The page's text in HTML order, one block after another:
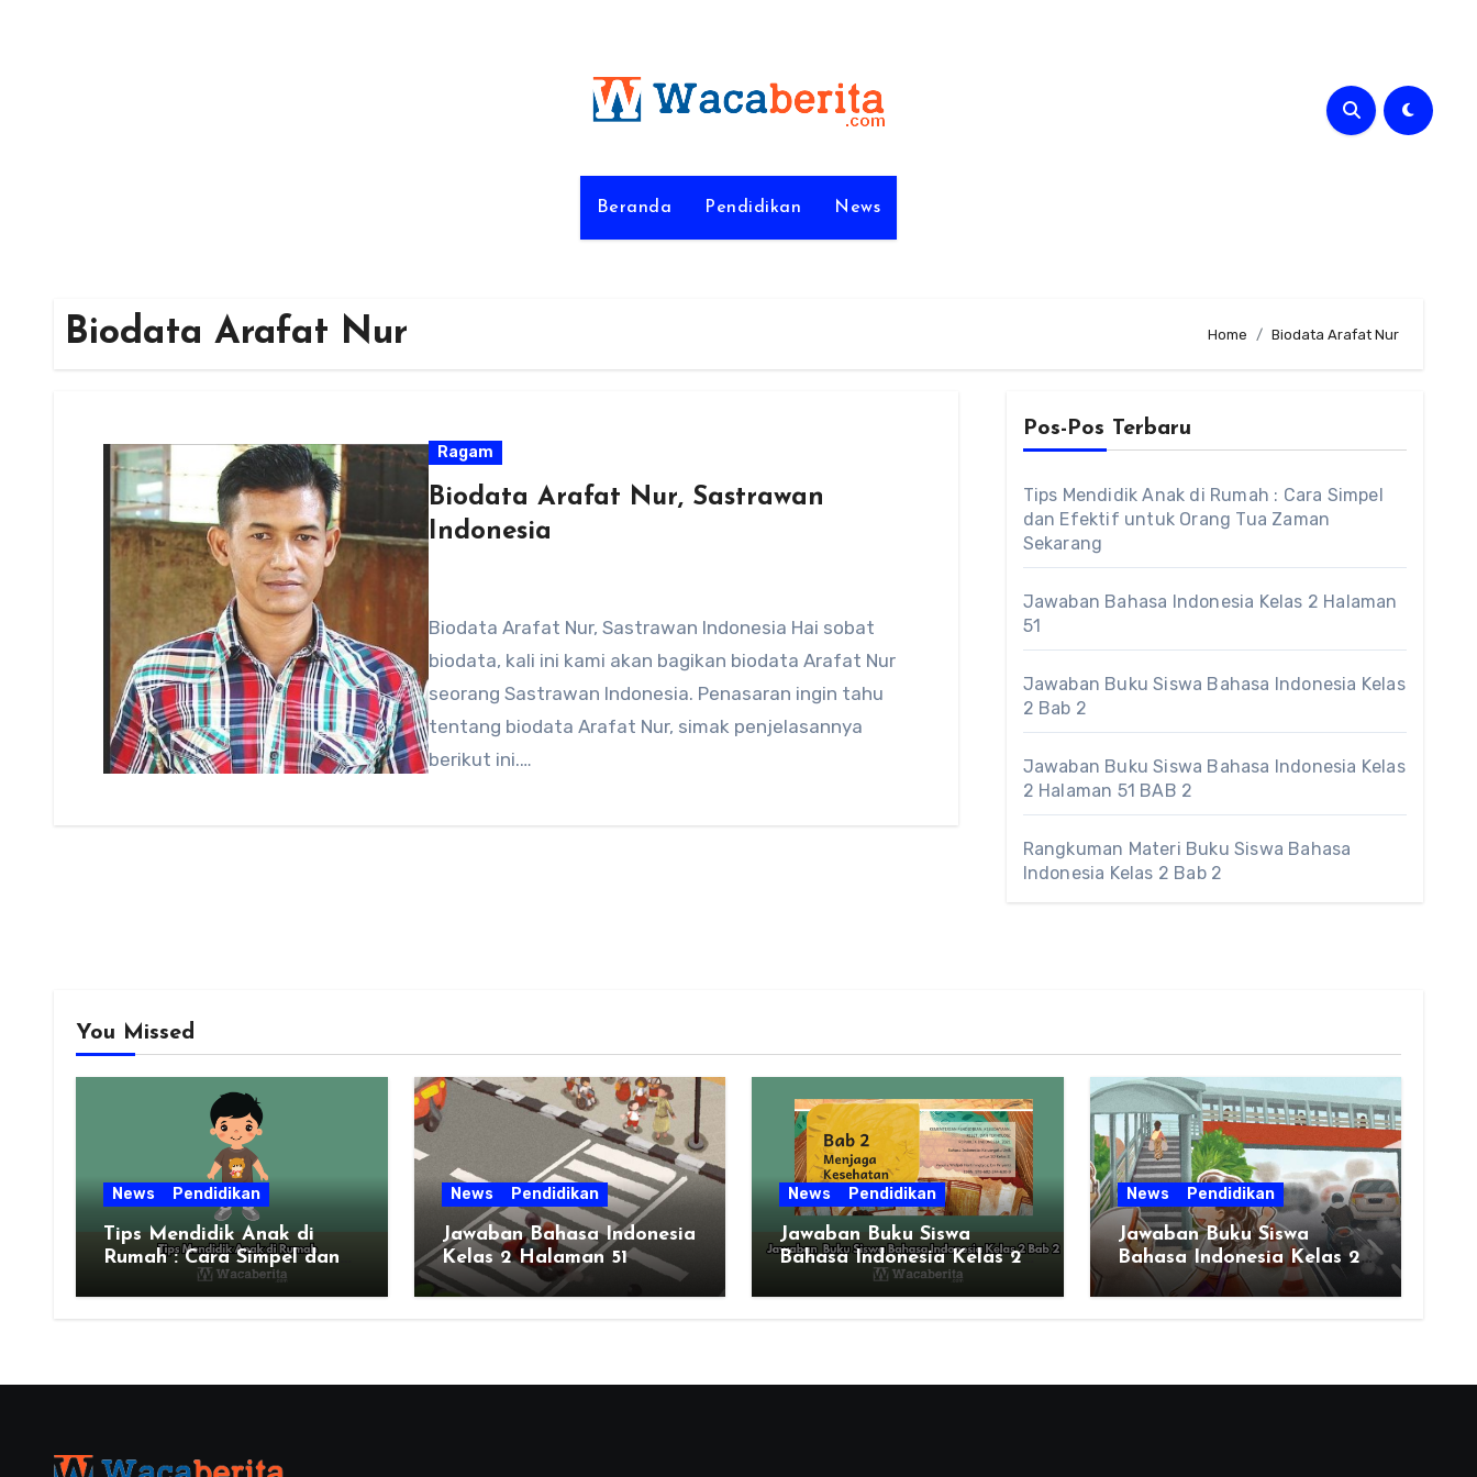
Beranda Pendidikan News
Biodata Arafat Nur Home Biodata Arafat Nur
Ragam
Biodata Arafat Nur, Sastrawan
Indonesia
Biodata Arafat Nur, Sastrawan Indonesia Hai sobat
biodata, kali ini kami akan bagikan biodata Arafat Nur
seorang Sastrawan Indonesia. Penasaran ingin tahu
tentang biodata Arafat Nur, simak penjelasannya
berikut ini.…
Pos-Pos Terbaru
Tips Mendidik Anak di Rumah : Cara Simpel
dan Efektif untuk Orang Tua Zaman
Sekarang
Jawaban Bahasa Indonesia Kelas 2 Halaman
51
Jawaban Buku Siswa Bahasa Indonesia Kelas
2 Bab 2
Jawaban Buku Siswa Bahasa Indonesia Kelas
2 Halaman 51 BAB 2
Rangkuman Materi Buku Siswa Bahasa
Indonesia Kelas 2 Bab 2
You Missed
News Pendidikan
Tips Mendidik Anak di
Rumah : Cara Simpel dan
Efektif untuk Orang Tua
Zaman Sekarang
News Pendidikan
Jawaban Bahasa Indonesia
Kelas 2 Halaman 51
News Pendidikan
Jawaban Buku Siswa
Bahasa Indonesia Kelas 2
News Pendidikan
Jawaban Buku Siswa
Bahasa Indonesia Kelas 2
Halaman 51 BAB 2